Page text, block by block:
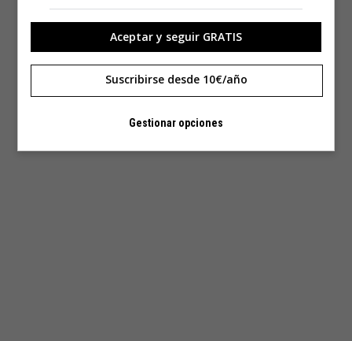
Aceptar y seguir GRATIS
Suscribirse desde 10€/año
Gestionar opciones